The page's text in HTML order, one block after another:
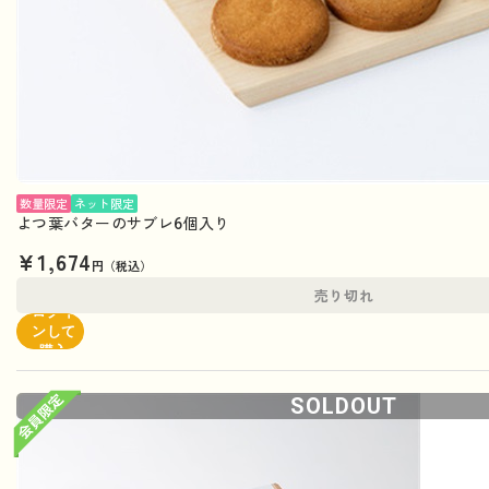
数量限定 ネット限定
よつ葉バターのサブレ6個入り
¥1,674円（税込）
売り切れ
ログイ
ンして
購入
SOLDOUT